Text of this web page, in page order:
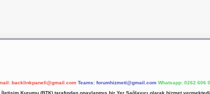
backlinkpaneli@gmail.com Teams: forumhizmeti@gmail.com Whatsapp: 0262 606
Kurumu (BTK) tarafından onaylanmış bir Yer Sağlayıcı olarak hizmet